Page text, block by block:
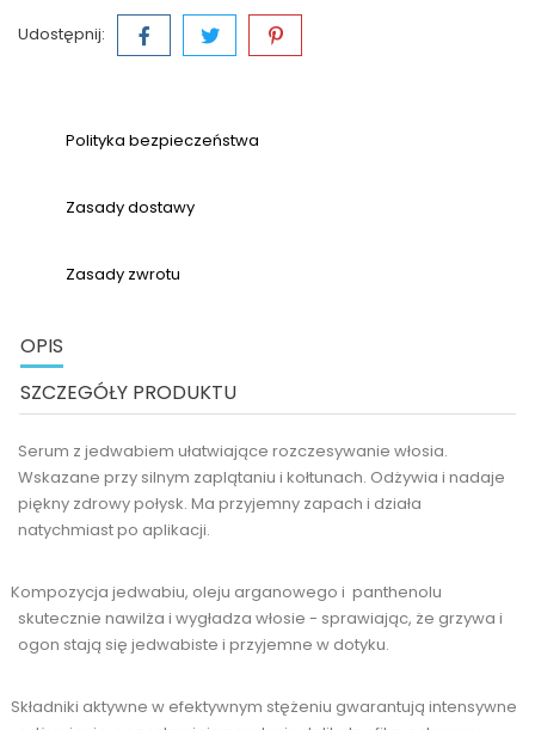
Udostępnij:
Polityka bezpieczeństwa
Zasady dostawy
Zasady zwrotu
OPIS
SZCZEGÓŁY PRODUKTU
Serum z jedwabiem ułatwiające rozczesywanie włosia.
Wskazane przy silnym zaplątaniu i kołtunach. Odżywia i nadaje
piękny zdrowy połysk. Ma przyjemny zapach i działa
natychmiast po aplikacji.
Kompozycja jedwabiu, oleju arganowego i panthenolu
skutecznie nawilża i wygładza włosie - sprawiając, że grzywa i
ogon stają się jedwabiste i przyjemne w dotyku.
Składniki aktywne w efektywnym stężeniu gwarantują intensywne